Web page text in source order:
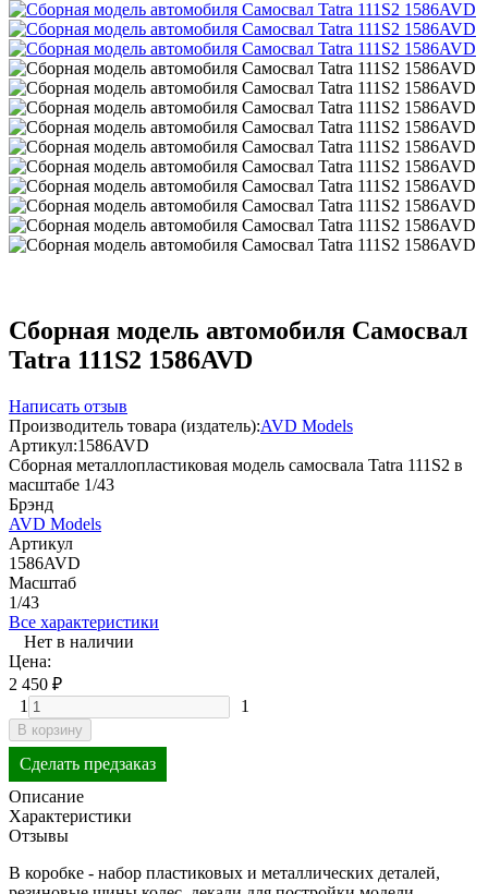
Сборная модель автомобиля Самосвал
Tatra 111S2 1586AVD
Написать отзыв
Производитель товара (издатель):AVD Models
Артикул:1586AVD
Сборная металлопластиковая модель самосвала Tatra 111S2 в
масштабе 1/43
Брэнд
AVD Models
Артикул
1586AVD
Масштаб
1/43
Все характеристики
Нет в наличии
Цена:
2 450 ₽
1
1
В корзину
Сделать предзаказ
Описание
Характеристики
Отзывы
В коробке - набор пластиковых и металлических деталей,